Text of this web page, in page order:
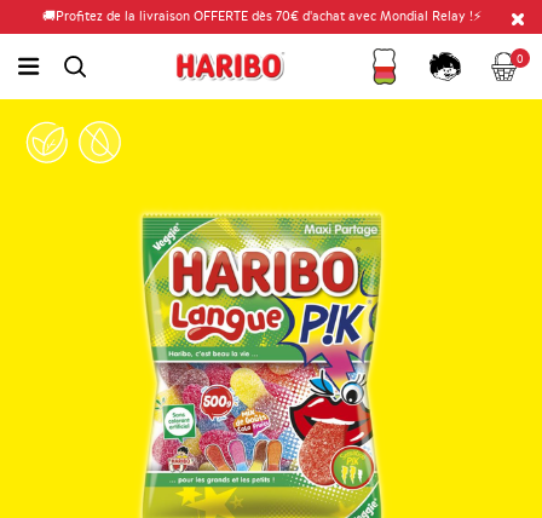
🚚Profitez de la livraison OFFERTE dès 70€ d'achat avec Mondial Relay !⚡
link.header.menu.label
simplesearch.search.label Fidélité
Compte
Panier
0